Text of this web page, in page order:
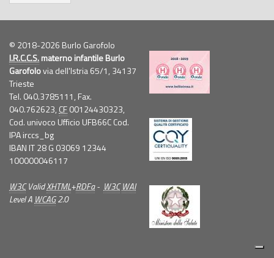
© 2018-2026 Burlo Garofolo
I.R.C.C.S.materno infantile Burlo
Garofolovia dell'Istria 65/1, 34137
Trieste
Tel. 040.3785111, Fax.
040.762623, CF00124430323,
Cod. univoco Ufficio UFB66C Cod.
IPA irccs_bg
IBAN IT 28 G 03069 12344
100000046117
W3CValidXHTML+RDFa- W3C WAI
Level A WCAG2.0